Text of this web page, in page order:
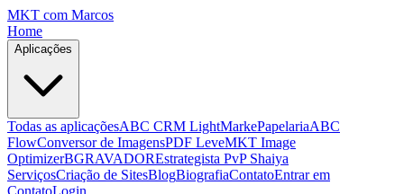
MKT com Marcos
Home
Aplicações
Todas as aplicaçõesABC CRM LightMarkePapelariaABC
FlowConversor de ImagensPDF LeveMKT Image
OptimizerBGRAVADOREstrategista PvP Shaiya
ServiçosCriação de SitesBlogBiografiaContatoEntrar em
ContatoLogin